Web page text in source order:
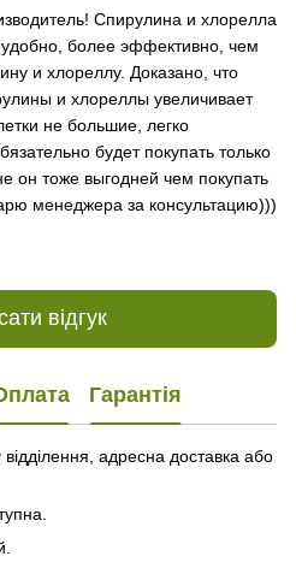
Спирулина и хлорелла
удобно, более эффективно, чем
и хлореллу. Доказано, что
и хлореллы увеличивает
не большие, легко
будет покупать только
он тоже выгодней чем покупать
менеджера за консультацию)))
відгук
Гарантія
відділення, адресна доставка або